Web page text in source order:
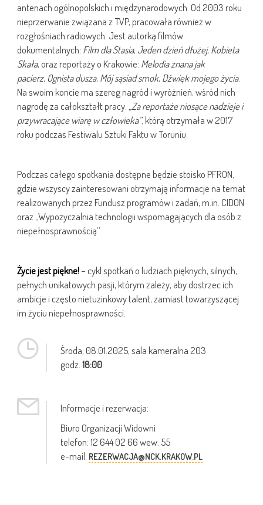
antenach ogólnopolskich i międzynarodowych. Od 2003 roku
nieprzerwanie związana z TVP, pracowała również w
rozgłośniach radiowych. Jest autorką filmów
dokumentalnych: Film dla Stasia, Jeden dzień dłużej, Kobieta
Skała, oraz reportaży o Krakowie: Melodia znana jak
pacierz, Ognista dusza, Mój sąsiad smok, Dźwięk mojego życia.
Na swoim koncie ma szereg nagród i wyróżnień, wśród nich
nagrodę za całokształt pracy, „Za reportaże niosące nadzieje i
przywracające wiarę w człowieka”, którą otrzymała w 2017
roku podczas Festiwalu Sztuki Faktu w Toruniu.
Podczas całego spotkania dostępne będzie stoisko PFRON,
gdzie wszyscy zainteresowani otrzymają informacje na temat
realizowanych przez Fundusz programów i zadań, m.in. CIDON
oraz „Wypożyczalnia technologii wspomagających dla osób z
niepełnosprawnością”.
Życie jest piękne!– cykl spotkań o ludziach pięknych, silnych,
pełnych unikatowych pasji, którym zależy, aby dostrzec ich
ambicje i często nietuzinkowy talent, zamiast towarzyszącej
im życiu niepełnosprawności.
Środa,08.01.2025, sala kameralna 203
godz. 18:00
Informacje i rezerwacja:
Biuro Organizacji Widowni
telefon: 12 644 02 66 wew. 55
e-mail: REZERWACJA@NCK.KRAKOW.PL